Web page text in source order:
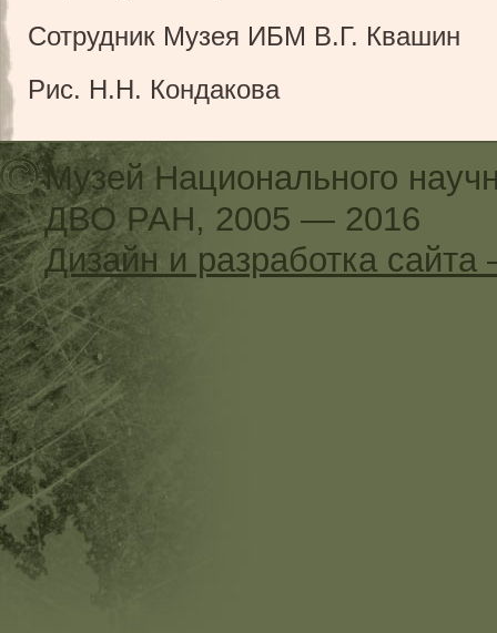
Сотрудник Музея ИБМ В.Г. Квашин
Рис. Н.Н. Кондакова
Музей Национального
ДВО РАН, 2005 — 2016
Дизайн и разработка